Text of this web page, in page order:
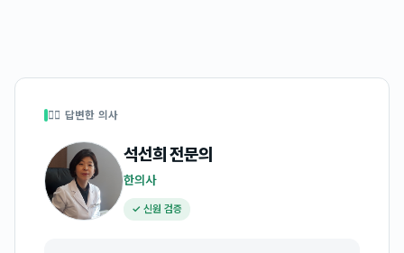
👩‍⚕️ 답변한 의사
석선희전문의
한의사
✓ 신원 검증